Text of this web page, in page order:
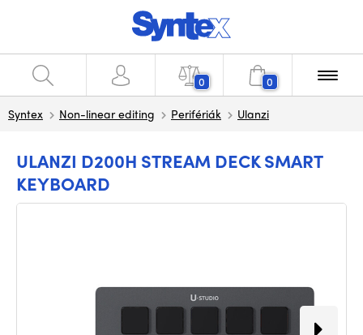
0 0
Syntex Non-linear editing Perifériák Ulanzi
ULANZI D200H STREAM DECK SMART
KEYBOARD